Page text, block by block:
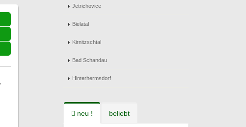
Jetrichovice
Bielatal
Kirnitzschtal
Bad Schandau
Hinterhermsdorf
neu ! beliebt